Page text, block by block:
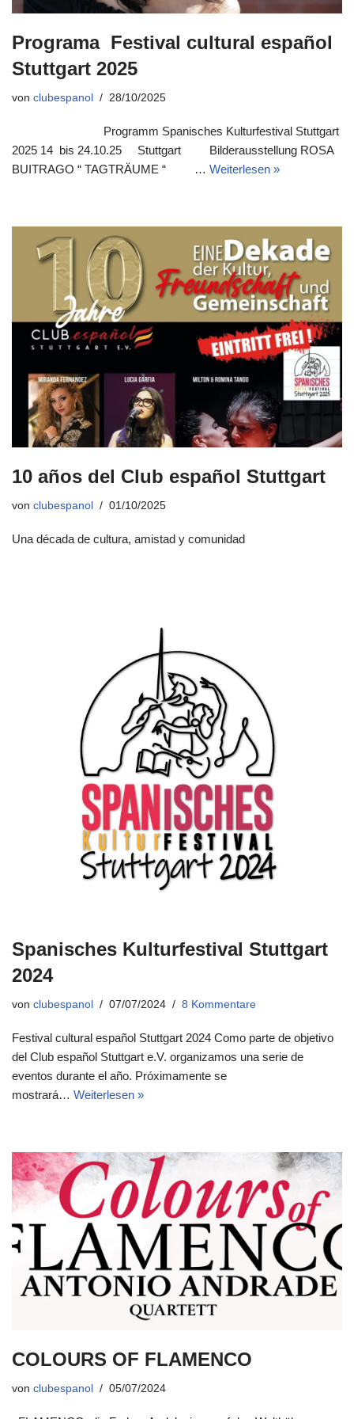
Programa Festival cultural español
Stuttgart 2025
von clubespanol 28/10/2025
Programm Spanisches Kulturfestival Stuttgart
2025 14 bis 24.10.25 Stuttgart Bilderausstellung ROSA
BUITRAGO “ TAGTRÄUME “ … Weiterlesen »
10 años del Club español Stuttgart
von clubespanol 01/10/2025
Una década de cultura, amistad y comunidad
Spanisches Kulturfestival Stuttgart
2024
von clubespanol 07/07/2024 8 Kommentare
Festival cultural español Stuttgart 2024 Como parte de objetivo
del Club español Stuttgart e.V. organizamos una serie de
eventos durante el año. Próximamente se
mostrará… Weiterlesen »
COLOURS OF FLAMENCO
von clubespanol 05/07/2024